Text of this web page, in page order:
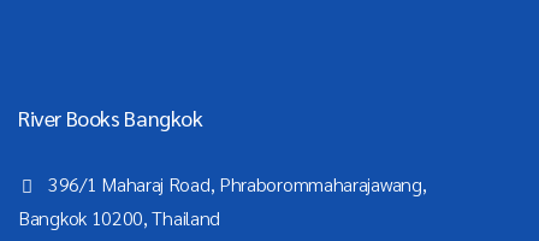
River Books Bangkok
396/1 Maharaj Road, Phraborommaharajawang,
Bangkok 10200, Thailand